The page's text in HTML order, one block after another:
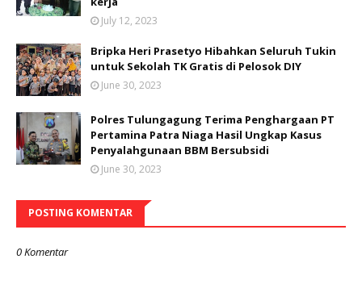
July 12, 2023
Bripka Heri Prasetyo Hibahkan Seluruh Tukin
untuk Sekolah TK Gratis di Pelosok DIY
June 30, 2023
Polres Tulungagung Terima Penghargaan PT
Pertamina Patra Niaga Hasil Ungkap Kasus
Penyalahgunaan BBM Bersubsidi
June 30, 2023
POSTING KOMENTAR
0 Komentar